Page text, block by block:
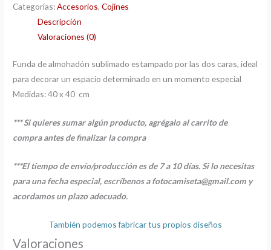
Categorías:Accesorios,Cojines
Descripción
Valoraciones (0)
Funda de almohadón sublimado estampado por las dos caras, ideal
para decorar un espacio determinado en un momento especial
Medidas: 40 x 40 cm
*** Si quieres sumar algún producto, agrégalo al carrito de
compra antes de finalizar la compra
***El tiempo de envío/producción es de 7 a 10 días. Si lo necesitas
para una fecha especial, escríbenos a fotocamiseta@gmail.com y
acordamos un plazo adecuado.
También podemos fabricar tus propios diseños
Valoraciones